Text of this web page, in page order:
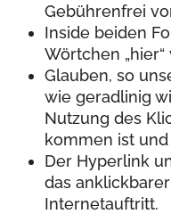
Gebührenfrei
Inside beiden
Wörtchen
Glauben, so
wie geradlinig
Nutzung des
kommen ist
Der Hyperlink
das
Internetauftritt.